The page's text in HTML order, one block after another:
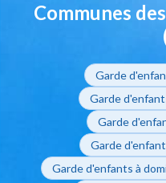
Communes
Garde
Garde
Garde
Garde
Garde d'enfants à